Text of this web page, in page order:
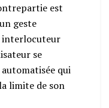
est
geste
interlocuteur
se
qui
limite de son